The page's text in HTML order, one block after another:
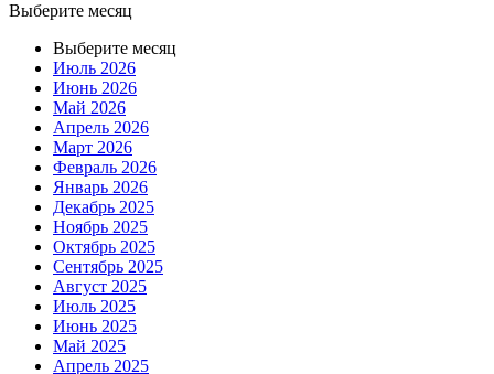
Выберите месяц
Выберите месяц
Июль 2026
Июнь 2026
Май 2026
Апрель 2026
Март 2026
Февраль 2026
Январь 2026
Декабрь 2025
Ноябрь 2025
Октябрь 2025
Сентябрь 2025
Август 2025
Июль 2025
Июнь 2025
Май 2025
Апрель 2025